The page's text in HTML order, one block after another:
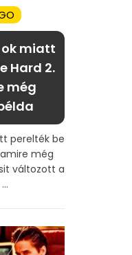
miatt
Hard 2.
még
perelték be
még
változott a